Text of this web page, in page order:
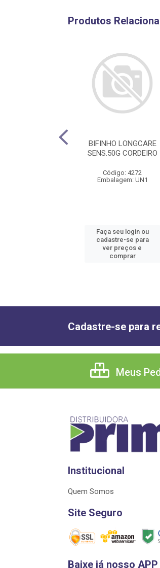
Produtos
BIFINHO LONGCARE
SENS.50G CORDEIRO
Código: 4272
Embalagem: UN1
Faça seu login ou
cadastre-se para
ver preços e
comprar
Cadastre-se para
Meus
Institucional
Quem Somos
Site Seguro
Baixe já nosso APP